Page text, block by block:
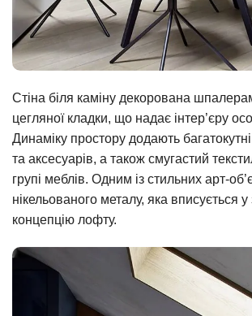
Стіна біля каміну декорована
цегляної кладки, що надає інтер’єру
Динаміку простору додають
та аксесуарів, а також смугастий
групі меблів. Одним із стильних арт-
нікельованого металу, яка вписується у
концепцію лофту.